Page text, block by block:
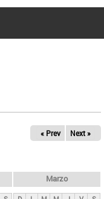
« Prev Next »
Marzo